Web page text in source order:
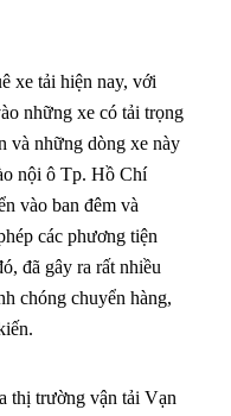
xe tải hiện nay, với
những xe có tải trọng
và những dòng xe này
nội ô Tp. Hồ Chí
vào ban đêm và
các phương tiện
đã gây ra rất nhiều
chóng chuyển hàng,
thị trường vận tải Vạn